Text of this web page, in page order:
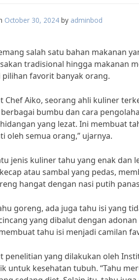
October 30, 2024 by adminbod
salah satu bahan makanan
tradisional hingga makanan
pilihan favorit banyak orang.
Chef Aiko, seorang ahli kuliner
bumbu dan cara
yang lezat. Ini membuat
oleh semua orang,” ujarnya.
jenis kuliner tahu yang enak dan
atau sambal yang pedas,
hangat dengan nasi putih
goreng, ada juga tahu isi yang
yang dibalut dengan
tahu isi menjadi camilan
penelitian yang dilakukan oleh
untuk kesehatan tubuh. “Tahu